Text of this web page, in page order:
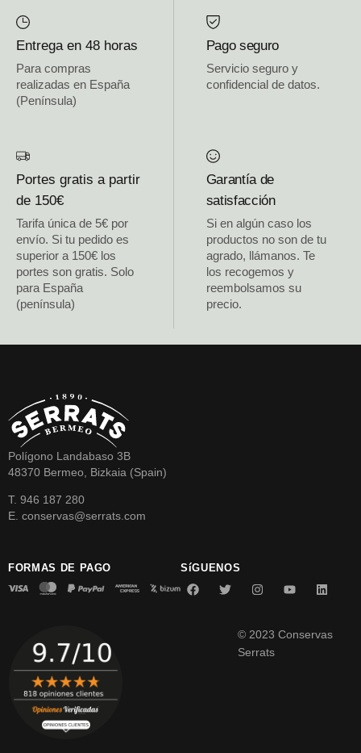
Entrega en 48 horas
Para compras
realizadas en España
(Península)
Pago seguro
Servicio seguro y
confidencial de datos.
Portes gratis a partir
de 150€
Tarifa única de 5€ por
envío. Si tu pedido es
superior a 150€ los
portes son gratis. Solo
para España
(península)
Garantía de
satisfacción
Si en algún caso los
productos no son de tu
agrado, llámanos. Te
los recogemos y
reembolsamos su
precio.
Polígono Landabaso 3B
48370 Bermeo, Bizkaia (Spain)
T. 946 187 280
E. conservas@serrats.com
FORMAS DE PAGO SíGUENOS
© 2023 Conservas
Serrats